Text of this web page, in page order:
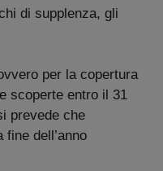
di supplenza, gli
per la copertura
scoperte entro il 31
prevede che
dell’anno